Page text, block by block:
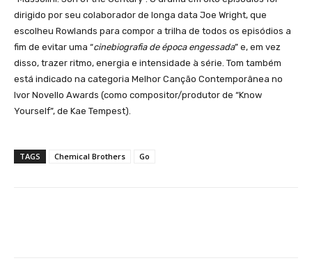
dirigido por seu colaborador de longa data Joe Wright, que
escolheu Rowlands para compor a trilha de todos os episódios a
fim de evitar uma “cinebiografia de época engessada” e, em vez
disso, trazer ritmo, energia e intensidade à série. Tom também
está indicado na categoria Melhor Canção Contemporânea no
Ivor Novello Awards (como compositor/produtor de “Know
Yourself”, de Kae Tempest).
TAGS Chemical Brothers Go